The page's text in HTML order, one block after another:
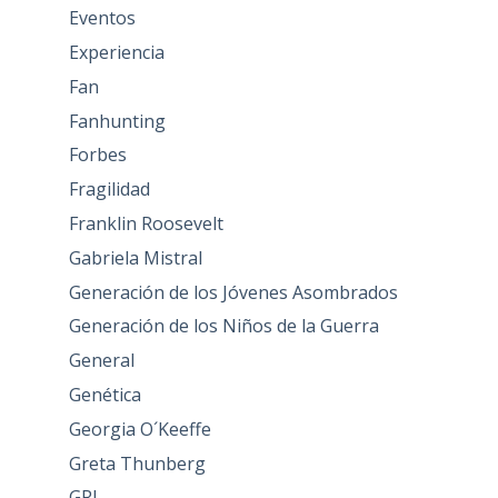
Eventos
Experiencia
Fan
Fanhunting
Forbes
Fragilidad
Franklin Roosevelt
Gabriela Mistral
Generación de los Jóvenes Asombrados
Generación de los Niños de la Guerra
General
Genética
Georgia O´Keeffe
Greta Thunberg